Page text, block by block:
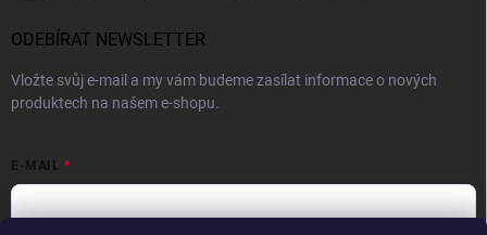
ODEBÍRAT NEWSLETTER
Vložte svůj e-mail a my vám budeme zasílat informace o nových
produktech na našem e-shopu.
E-MAIL